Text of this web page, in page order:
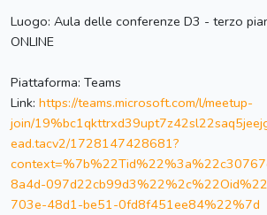
Luogo: Aula delle conferenze D3 - terzo
ONLINE
Piattaforma: Teams
Link: https://teams.microsoft.com/l/meetup-
join/
ead.tacv2/1728147428681?
8a4d-
703e-48d1-be51-0fd8f451ee84%22%7d